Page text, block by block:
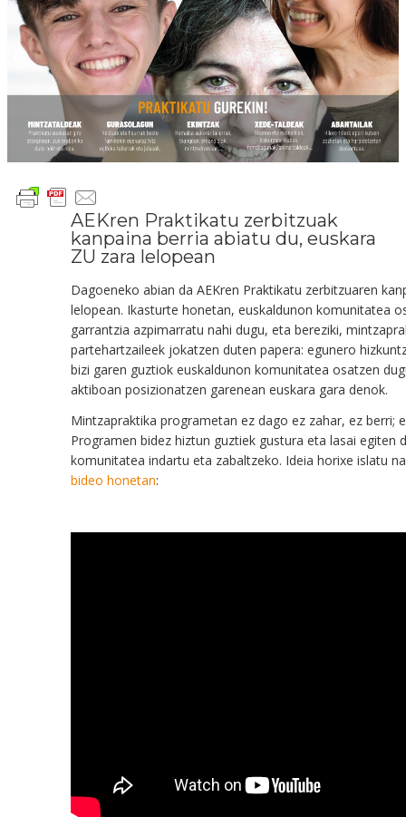
AEKren Praktikatu zerbitzuak
kanpaina berria abiatu du, euskara
ZU zara lelopean
Dagoeneko abian da AEKren Praktikatu zerbitzuaren
lelopean. Ikasturte honetan, euskaldunon komunitatea
garrantzia azpimarratu nahi dugu, eta bereziki,
partehartzaileek jokatzen duten papera: egunero
bizi garen guztiok euskaldunon komunitatea osatzen
aktiboan posizionatzen garenean euskara gara denok.
Mintzapraktika programetan ez dago ez zahar, ez berri;
Programen bidez hiztun guztiek gustura eta lasai egiten
komunitatea indartu eta zabaltzeko. Ideia horixe islatu
bideo honetan: